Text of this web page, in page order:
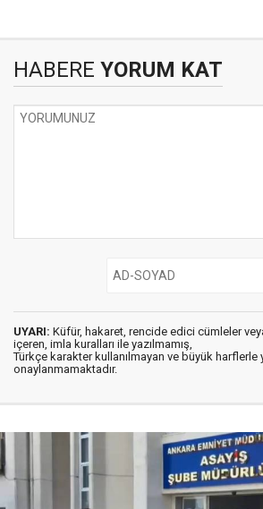
HABERE YORUM KAT
UYARI: Küfür, hakaret, rencide edici cümleler
içeren, imla kuralları ile yazılmamış,
Türkçe karakter kullanılmayan ve büyük harflerle
onaylanmamaktadır.